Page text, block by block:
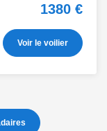
1380 €
Voir le voilier